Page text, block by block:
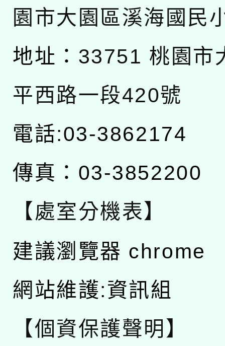
園市大園區溪海國民
地址： 33751 桃園市
平西路一段420號
電話:03-3862174
傳真：03-3852200
【處室分機表】
建議瀏覽器 chrome
網站維護:資訊組
【個資保護聲明】